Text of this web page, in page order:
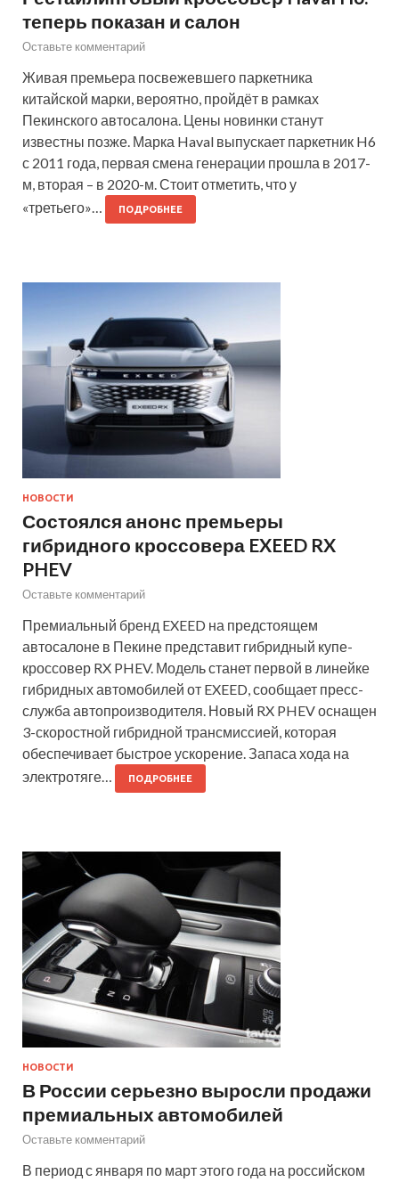
теперь показан и салон
Оставьте комментарий
Живая премьера посвежевшего паркетника
китайской марки, вероятно, пройдёт в рамках
Пекинского автосалона. Цены новинки станут
известны позже. Марка Haval выпускает паркетник H6
с 2011 года, первая смена генерации прошла в 2017-
м, вторая – в 2020-м. Стоит отметить, что у
«третьего»…
ПОДРОБНЕЕ
НОВОСТИ
Состоялся анонс премьеры
гибридного кроссовера EXEED RX
PHEV
Оставьте комментарий
Премиальный бренд EXEED на предстоящем
автосалоне в Пекине представит гибридный купе-
кроссовер RX PHEV. Модель станет первой в линейке
гибридных автомобилей от EXEED, сообщает пресс-
служба автопроизводителя. Новый RX PHEV оснащен
3-скоростной гибридной трансмиссией, которая
обеспечивает быстрое ускорение. Запаса хода на
электротяге…
ПОДРОБНЕЕ
НОВОСТИ
В России серьезно выросли продажи
премиальных автомобилей
Оставьте комментарий
В период с января по март этого года на российском